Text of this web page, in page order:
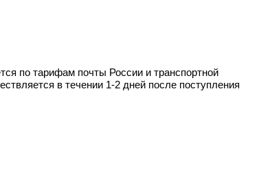
по тарифам почты России и транспортной
в течении 1-2 дней после поступления